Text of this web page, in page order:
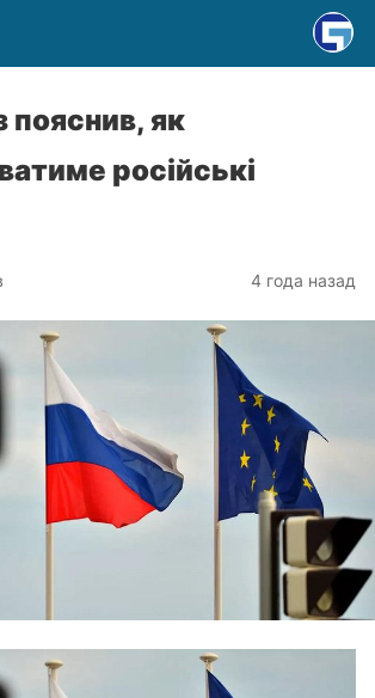
пояснив, як
російські
4 года назад